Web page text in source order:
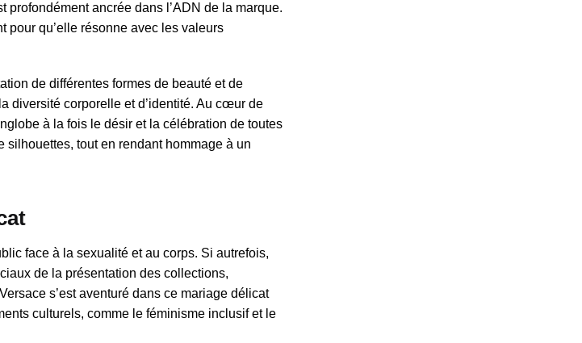
profondément ancrée dans l’ADN de la marque.
pour qu’elle résonne avec les valeurs
de différentes formes de beauté et de
diversité corporelle et d’identité. Au cœur de
à la fois le désir et la célébration de toutes
tout en rendant hommage à un
face à la sexualité et au corps. Si autrefois,
de la présentation des collections,
s’est aventuré dans ce mariage délicat
culturels, comme le féminisme inclusif et le